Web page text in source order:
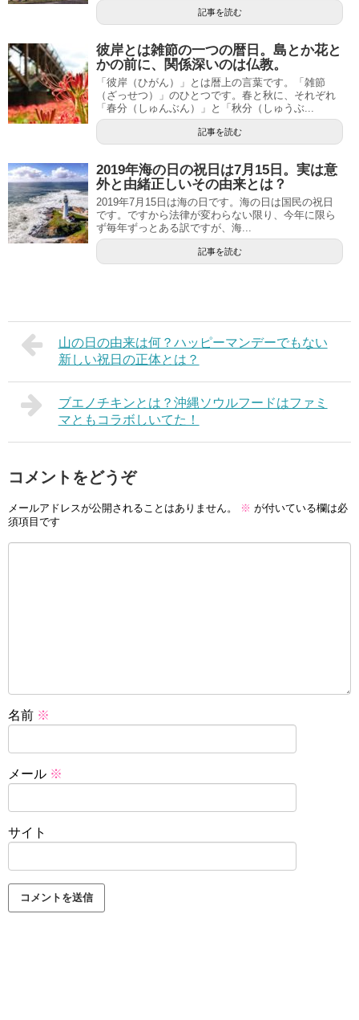
記事を読む
彼岸とは雑節の一つの暦日。島とか花と
かの前に、関係深いのは仏教。
「彼岸（ひがん）」とは暦上の言葉です。「雑節
（ざっせつ）」のひとつです。春と秋に、それぞれ
「春分（しゅんぶん）」と「秋分（しゅうぶ...
記事を読む
2019年海の日の祝日は7月15日。実は意
外と由緒正しいその由来とは？
2019年7月15日は海の日です。海の日は国民の祝日
です。ですから法律が変わらない限り、今年に限ら
ず毎年ずっとある訳ですが、海...
記事を読む
山の日の由来は何？ハッピーマンデーでもない
新しい祝日の正体とは？
ブエノチキンとは？沖縄ソウルフードはファミ
マともコラボしいてた！
コメントをどうぞ
メールアドレスが公開されることはありません。 ※ が付いている欄は必
須項目です
名前 ※
メール ※
サイト